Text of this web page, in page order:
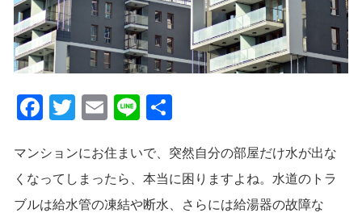
Facebook
TwitterEmail
Line
マンションにお住まいで、突然自分の部屋だけ水が出な
くなってしまったら、本当に困りますよね。水道のトラ
ブルは給水管の凍結や断水、さらには給湯器の故障な